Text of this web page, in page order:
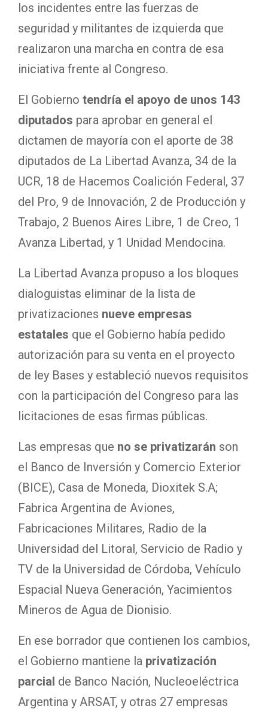
los incidentes entre las fuerzas de
seguridad y militantes de izquierda que
realizaron una marcha en contra de esa
iniciativa frente al Congreso.
El Gobierno tendría el apoyo de unos 143
diputados para aprobar en general el
dictamen de mayoría con el aporte de 38
diputados de La Libertad Avanza, 34 de la
UCR, 18 de Hacemos Coalición Federal, 37
del Pro, 9 de Innovación, 2 de Producción y
Trabajo, 2 Buenos Aires Libre, 1 de Creo, 1
Avanza Libertad, y 1 Unidad Mendocina.
La Libertad Avanza propuso a los bloques
dialoguistas eliminar de la lista de
privatizaciones nueve empresas
estatales que el Gobierno había pedido
autorización para su venta en el proyecto
de ley Bases y estableció nuevos requisitos
con la participación del Congreso para las
licitaciones de esas firmas públicas.
Las empresas que no se privatizarán son
el Banco de Inversión y Comercio Exterior
(BICE), Casa de Moneda, Dioxitek S.A;
Fabrica Argentina de Aviones,
Fabricaciones Militares, Radio de la
Universidad del Litoral, Servicio de Radio y
TV de la Universidad de Córdoba, Vehículo
Espacial Nueva Generación, Yacimientos
Mineros de Agua de Dionisio.
En ese borrador que contienen los cambios,
el Gobierno mantiene la privatización
parcial de Banco Nación, Nucleoeléctrica
Argentina y ARSAT, y otras 27 empresas